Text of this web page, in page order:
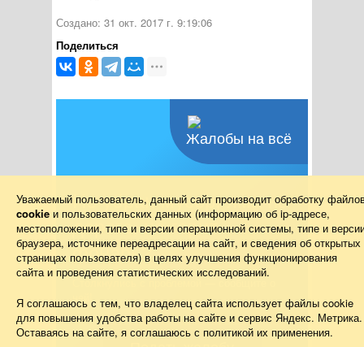
Создано: 31 окт. 2017 г. 9:19:06
Поделиться
Жалобы на всё
Не убран мусор, яма на
дороге, не горит
фонарь?
Уважаемый пользователь, данный сайт производит обработку
cookie и пользовательских данных (информацию об ip-адресе,
местоположении, типе и версии операционной системы, типе и
браузера, источнике переадресации на сайт, и сведения об открытых
страницах пользователя) в целях улучшения функционирования
сайта и проведения статистических исследований.
Я соглашаюсь с тем, что владелец сайта использует файлы cookie
для повышения удобства работы на сайте и сервис Яндекс. Метрика.
Оставаясь на сайте, я соглашаюсь с политикой их применения.